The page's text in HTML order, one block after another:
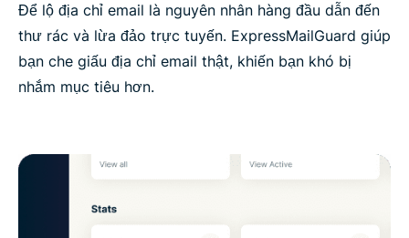
Để lộ địa chỉ email là nguyên nhân hàng đầu dẫn đến
thư rác và lừa đảo trực tuyến. ExpressMailGuard giúp
bạn che giấu địa chỉ email thật, khiến bạn khó bị
nhắm mục tiêu hơn.